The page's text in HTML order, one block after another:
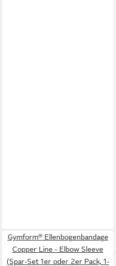
Gymform® Ellenbogenbandage
Copper Line - Elbow Sleeve
(Spar-Set 1er oder 2er Pack, 1-